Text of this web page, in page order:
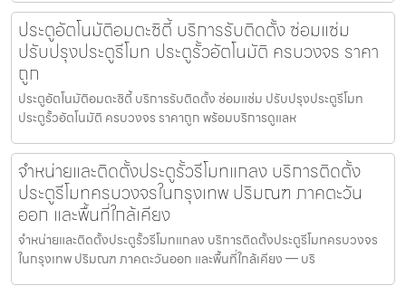
ประตูอัตโนมัติอมตะซิตี้ บริการรับติดตั้ง ซ่อมแซ่ม
ปรับปรุงประตูรีโมท ประตูรั้วอัตโนมัติ ครบวงจร ราคา
ถูก
ประตูอัตโนมัติอมตะซิตี้ บริการรับติดตั้ง ซ่อมแซ่ม ปรับปรุงประตูรีโมท
ประตูรั้วอัตโนมัติ ครบวงจร ราคาถูก พร้อมบริการดูแลห
จำหน่ายและติดตั้งประตูรั้วรีโมทแกลง บริการติดตั้ง
ประตูรีโมทครบวงจรในกรุงเทพ ปริมณฑ ภาคตะวัน
ออก และพื้นที่ใกล้เคียง
จำหน่ายและติดตั้งประตูรั้วรีโมทแกลง บริการติดตั้งประตูรีโมทครบวงจร
ในกรุงเทพ ปริมณฑ ภาคตะวันออก และพื้นที่ใกล้เคียง — บริ